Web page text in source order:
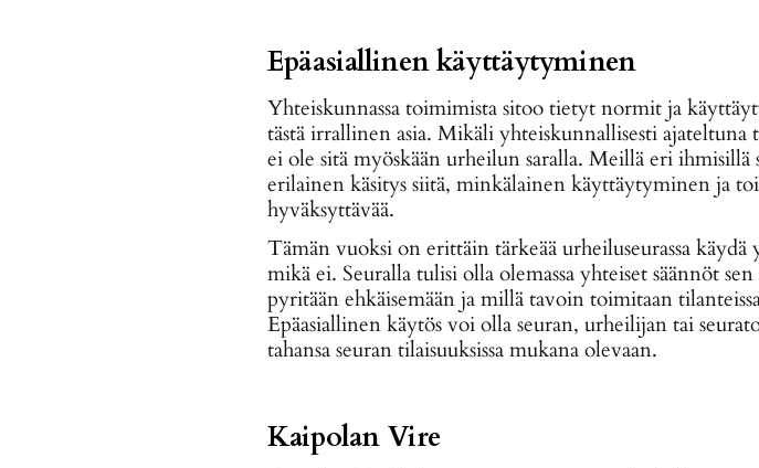
Epäasiallinen käyttäytyminen
Yhteiskunnassa toimimista sitoo tietyt normit ja
tästä irrallinen asia. Mikäli yhteiskunnallisesti
ei ole sitä myöskään urheilun saralla. Meillä eri
erilainen käsitys siitä, minkälainen käyttäytyminen ja
hyväksyttävää.
Tämän vuoksi on erittäin tärkeää urheiluseurassa
mikä ei. Seuralla tulisi olla olemassa yhteiset säännöt
pyritään ehkäisemään ja millä tavoin toimitaan
Epäasiallinen käytös voi olla seuran, urheilijan tai
tahansa seuran tilaisuuksissa mukana olevaan.
Kaipolan Vire